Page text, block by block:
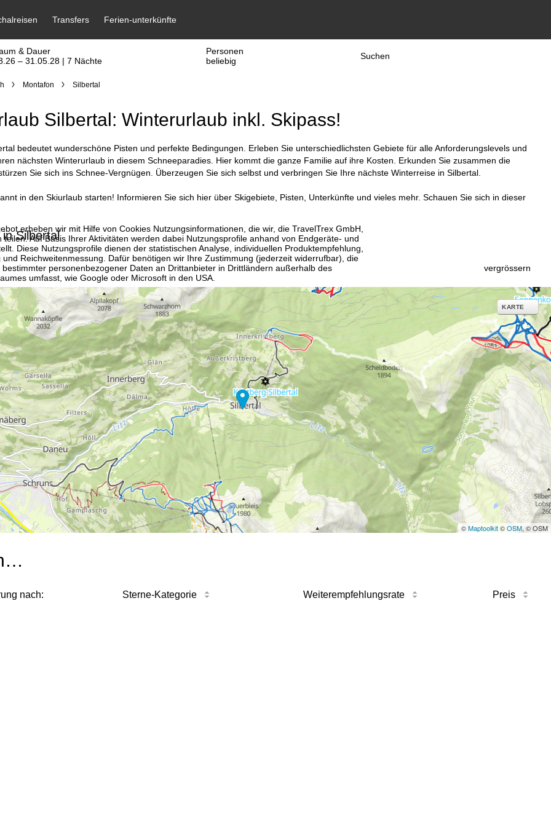
erheben wir mit Hilfe von Cookies Nutzungsinformationen, die wir, die TravelTrex GmbH,
Auf Basis Ihrer Aktivitäten werden dabei Nutzungsprofile anhand von Endgeräte- und
Diese Nutzungsprofile dienen der statistischen Analyse, individuellen Produktempfehlung,
und Reichweitenmessung. Dafür benötigen wir Ihre Zustimmung (jederzeit widerrufbar), die
personenbezogener Daten an Drittanbieter in Drittländern außerhalb des
umfasst, wie Google oder Microsoft in den USA.
akzeptieren Sie den Einsatz von nicht funktionsnotwendigen Cookies und ähnlichen
klicken, verwenden wir nur technisch und zur Vertragserfüllung notwendige Dienste.
und die Möglichkeit zur Änderung Ihrer Einstellungen finden Sie in unserer
finden Sie in unseremImpressum. Informationen zu den Verarbeitungszwecken und
unsererDatenschutzerklärung .
& Dauer
– 31.05.28 | 7 Nächte
Personen
beliebig
Suchen
Montafon Silbertal
Silbertal: Winterurlaub inkl. Skipass!
bedeutet wunderschöne Pisten und perfekte Bedingungen. Erleben Sie unterschiedlichsten Gebiete für alle Anforderungslevels und
nächsten Winterurlaub in diesem Schneeparadies. Hier kommt die ganze Familie auf ihre Kosten. Erkunden Sie zusammen die
Sie sich ins Schnee-Vergnügen. Überzeugen Sie sich selbst und verbringen Sie Ihre nächste Winterreise in Silbertal.
in den Skiurlaub starten! Informieren Sie sich hier über Skigebiete, Pisten, Unterkünfte und vieles mehr. Schauen Sie sich in dieser
Silbertal
vergrössern
KARTE
©Maptoolkit©OSM, © OSM
nach: Sterne-Kategorie Weiterempfehlungsrate Preis